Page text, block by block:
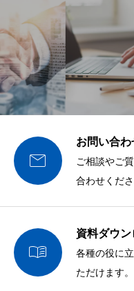

お問い合
ご相談やご
合わせくださ

資料ダウン
各種の役に
ただけます。